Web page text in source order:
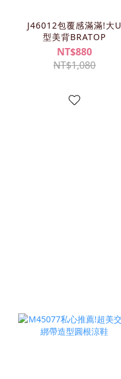
J46012包覆感滿滿!大U
型美背BRATOP
NT$880
NT$1,080